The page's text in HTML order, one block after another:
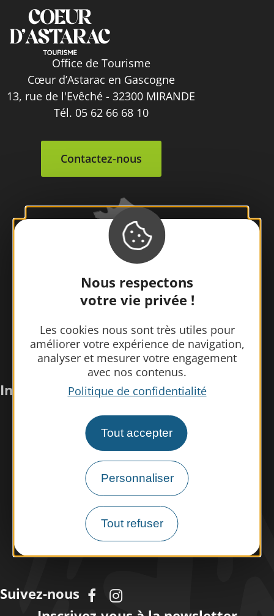
Nous respectons
votre vie privée !
Les cookies nous sont très utiles pour
améliorer votre expérience de navigation,
analyser et mesurer votre engagement
avec nos contenus.
Politique de confidentialité
Tout accepter
Personnaliser
Tout refuser
Office de Tourisme
Cœur d’Astarac en Gascogne
13, rue de l'Evêché - 32300 MIRANDE
Tél. 05 62 66 68 10
Contactez-nous
Infos pratiques
Nous rencontrer
Nos brochures
Espace pro/presse
Tourisme handicap
Espace éco-responsable
Météo
Suivez-nous